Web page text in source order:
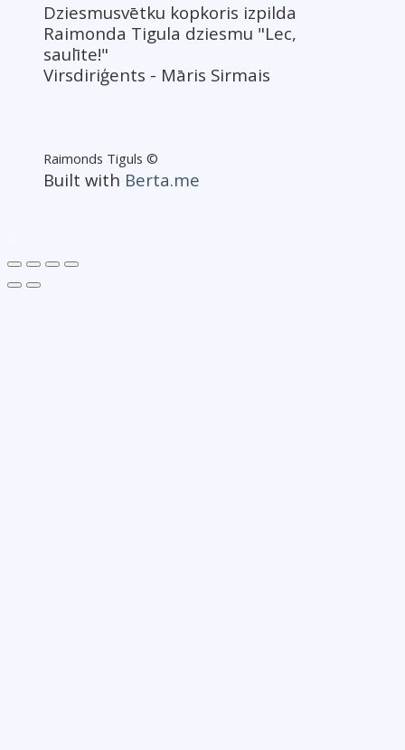
Dziesmusvētku kopkoris izpilda
Raimonda Tigula dziesmu "Lec,
saulīte!"
Virsdiriģents - Māris Sirmais
Raimonds Tiguls ©
Built with Berta.me